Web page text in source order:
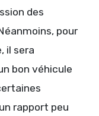
des
pour
il sera
bon véhicule
rapport peu